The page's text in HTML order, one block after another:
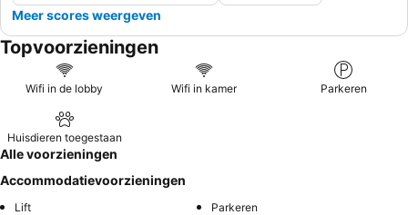
Meer scores weergeven
Topvoorzieningen
Wifi in de lobby Wifi in kamer Parkeren
Huisdieren toegestaan
Alle voorzieningen
Accommodatievoorzieningen
Lift Parkeren